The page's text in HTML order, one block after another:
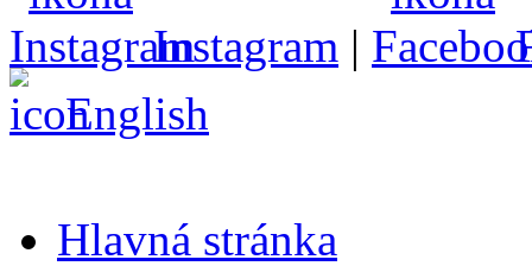
Instagram |
English
Hlavná stránka